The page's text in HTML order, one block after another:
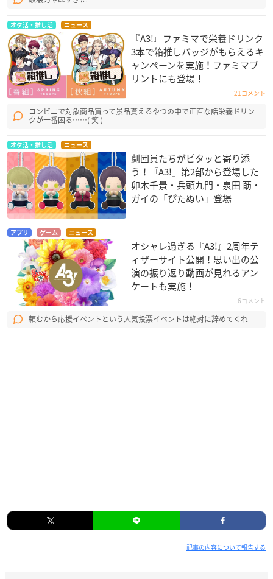
オタ活・推し活 ニュース
『A3!』ファミマで栄養ドリンク
3本で箱推しバッジがもらえるキ
ャンペーンを実施！ファミマプ
リントにも登場！
21コメント
コンビニで対象商品買って景品貰えるやつの中で正直な話栄養ドリン
クが一番困る……( 笑 )
オタ活・推し活 ニュース
劇団員たちがピタッと寄り添
う！『A3!』第2部から登場した
卯木千景・兵頭九門・泉田 莇・
ガイの「ぴたぬい」登場
アプリ ゲーム ニュース
オシャレ過ぎる『A3!』2周年テ
ィザーサイト公開！思い出の公
演の振り返り動画が見れるアン
ケートも実施！
6コメント
頼むから応援イベントという人気投票イベントは絶対に辞めてくれ
記事の内容について報告する